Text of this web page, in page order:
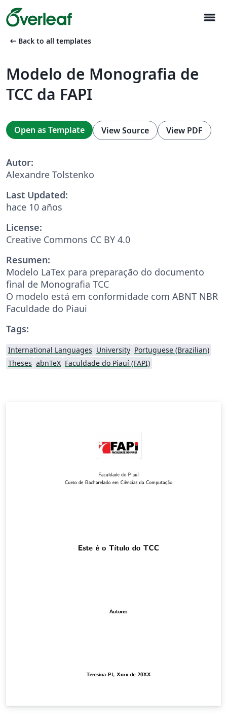
menu
arrow_left_alt Back to all templates
Modelo de Monografia de
TCC da FAPI
Open as Template View Source View PDF
Autor:
Alexandre Tolstenko
Last Updated:
hace 10 años
License:
Creative Commons CC BY 4.0
Resumen:
Modelo LaTex para preparação do documento
final de Monografia TCC
O modelo está em conformidade com ABNT NBR
Faculdade do Piaui
Tags:
International Languages University Portuguese (Brazilian)
Theses abnTeX Faculdade do Piauí (FAPI)